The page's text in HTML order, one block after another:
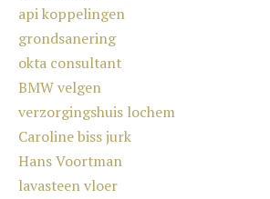
api koppelingen
grondsanering
okta consultant
BMW velgen
verzorgingshuis lochem
Caroline biss jurk
Hans Voortman
lavasteen vloer